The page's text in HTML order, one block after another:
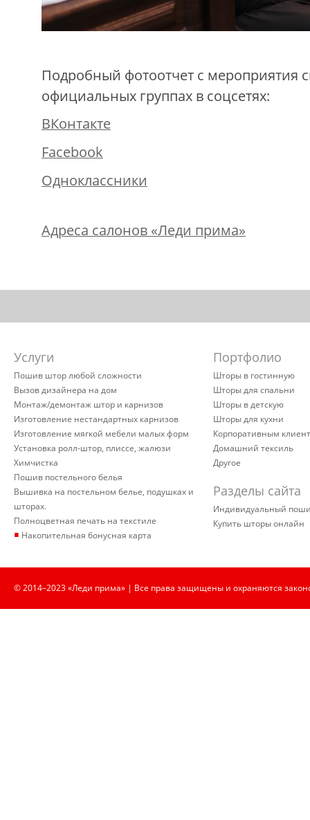
Подробный фотоотчет с мероприятия
официальных группах в соцсетях:
ВКонтакте
Facebook
Одноклассники
Адреса салонов «Леди прима»
Услуги
Пошив штор любой сложности
Вызов дизайнера на дом
Монтаж/демонтаж штор и карнизов
Изготовление нестандартных карнизов
Изготовление мягкой мебели малых форм
Установка ролл-штор, плиссе, жалюзи
Химчистка
Пошив постельного белья
Вышивка на постельном белье, подушках и
шторах.
Полноцветная печать на текстиле
▪ Накопительная бонусная карта
Портфолио
Шторы в гостинную
Шторы для спальни
Шторы в детскую
Шторы для кухни
Корпоративным
Домашний тексиль
Другое
Разделы сайта
Индивидуальный
Купить шторы онлайн
© 2014–2023 «Леди прима» | Все права защищены и охраняются